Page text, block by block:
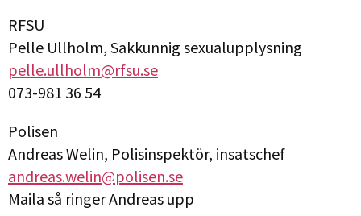
RFSU
Pelle Ullholm, Sakkunnig sexualupplysning
pelle.ullholm@rfsu.se
073-981 36 54
Polisen
Andreas Welin, Polisinspektör, insatschef
andreas.welin@polisen.se
Maila så ringer Andreas upp